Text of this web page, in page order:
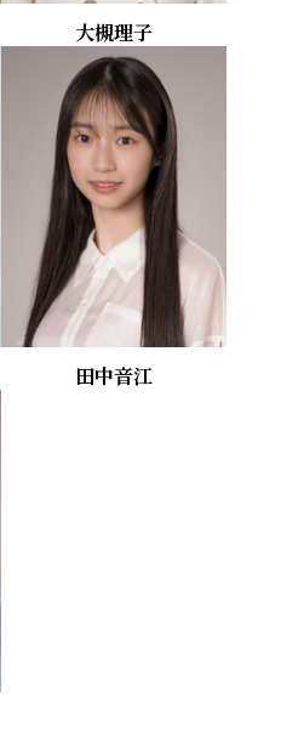
大槻理子
田中音江